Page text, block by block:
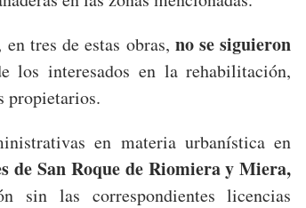
tres de estas obras, no se siguieron
los interesados en la rehabilitación,
propietarios.
en materia urbanística en
de San Roque de Riomiera y Miera,
sin las correspondientes licencias